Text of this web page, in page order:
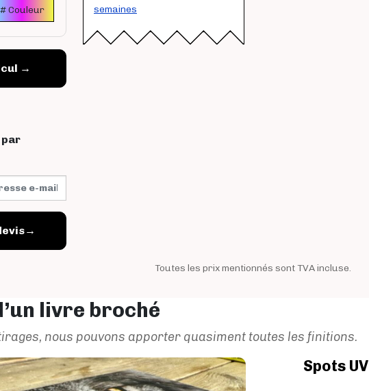
# Couleur
par
→
semaines
Toutes les prix mentionnés sont TVA incluse.
livre broché
nous pouvons apporter quasiment toutes les finitions.
Spots UV